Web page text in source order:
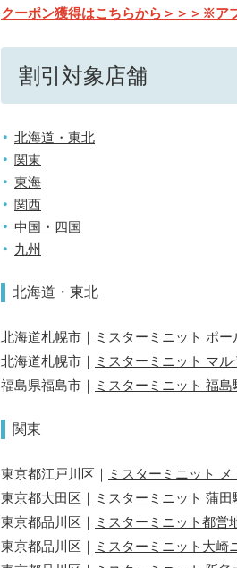
クーポン獲得はこちらから＞＞＞※ア
割引対象店舗
北海道・東北
関東
東海
関西
中国・四国
九州
北海道・東北
北海道札幌市｜ ミスターミニット ポ
北海道札幌市｜ ミスターミニット マ
福島県福島市｜ ミスターミニット 福島
関東
東京都江戸川区｜ ミスターミニット
東京都大田区｜ ミスターミニット 蒲田
東京都品川区｜ ミスターミニット都営
東京都品川区｜ ミスターミニット大崎